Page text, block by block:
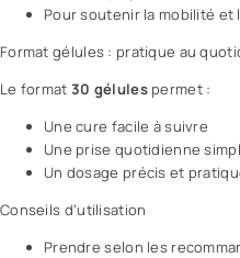
Pour soutenir la mobilité et
Format gélules : pratique au
Le format 30 gélulespermet :
Une cure facile à suivre
Une prise quotidienne
Un dosage précis et
Conseils d’utilisation
Prendre selon les